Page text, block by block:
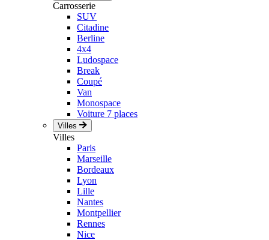
Carrosserie
SUV
Citadine
Berline
4x4
Ludospace
Break
Coupé
Van
Monospace
Voiture 7 places
Villes
Villes
Paris
Marseille
Bordeaux
Lyon
Lille
Nantes
Montpellier
Rennes
Nice